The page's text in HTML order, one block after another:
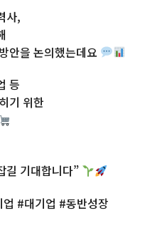
사,
안을 논의했는데요
등
기 위한
길 기대합니다”
#대기업 #동반성장